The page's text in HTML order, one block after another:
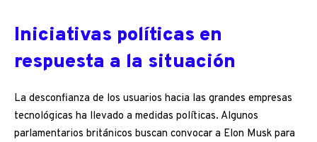
Iniciativas políticas en
respuesta a la situación
La desconfianza de los usuarios hacia las grandes empresas
tecnológicas ha llevado a medidas políticas. Algunos
parlamentarios británicos buscan convocar a Elon Musk para